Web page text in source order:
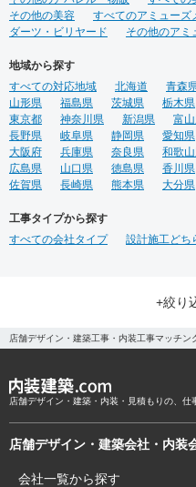
その他の美容
すべてのアミューズ
ダーツ・ビリヤード
その他のアミ
地域から探す
すべての対応地域
北海道 青森
山形県
福島県 茨城県 栃木県
東京都
神奈川県 新潟県 富
長野県
岐阜県 静岡県 愛知県
大阪府
兵庫県 奈良県 和歌
広島県
山口県 徳島県 香川県
佐賀県
長崎県 熊本県 大分県
工事タイプから探す
すべての会社タイプ
設計施工どち
+絞り
店舗デザイン・建築工事・内装工事マッチン
店舗デザイン・建築・内装・見積もりの、仕
店舗デザイン・建築会社・内装
会社一覧から探す